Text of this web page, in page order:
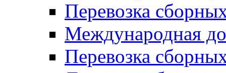
Перевозка
Международная
Перевозка